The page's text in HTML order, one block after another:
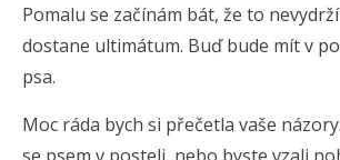
Pomalu se začínám bát, že to
dostane ultimátum. Buď bude mít v
psa.
Moc ráda bych si přečetla vaše